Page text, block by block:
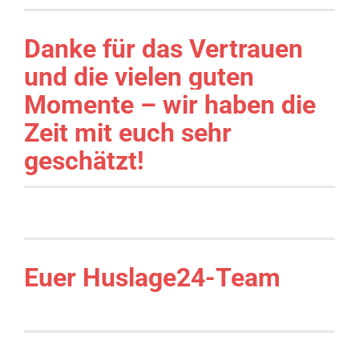
Danke für das Vertrauen
und die vielen guten
Momente – wir haben die
Zeit mit euch sehr
geschätzt!
Euer Huslage24-Team